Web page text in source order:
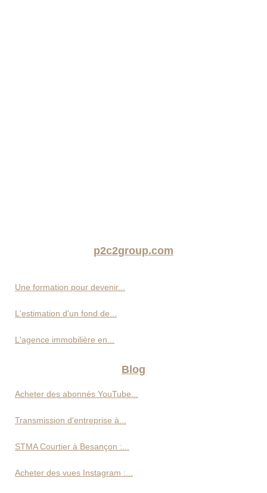
p2c2group.com
Une formation pour devenir...
L'estimation d'un fond de...
L'agence immobilière en...
Blog
Acheter des abonnés YouTube...
Transmission d'entreprise à...
STMA Courtier à Besançon :...
Acheter des vues Instagram :...